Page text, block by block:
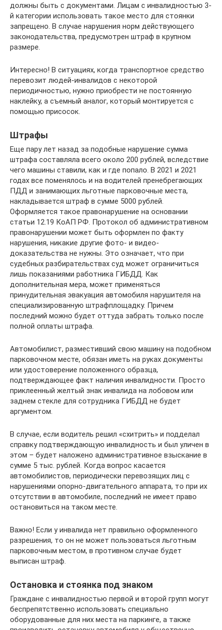
должны быть с документами. Лицам с инвалидностью 3-
й категории использовать такое место для стоянки
запрещено. В случае нарушения норм действующего
законодательства, предусмотрен штраф в крупном
размере.
Интересно! В ситуациях, когда транспортное средство
перевозит людей-инвалидов с некоторой
периодичностью, нужно приобрести не постоянную
наклейку, а съемный аналог, который монтируется с
помощью присосок.
Штрафы
Еще пару лет назад за подобные нарушение сумма
штрафа составляла всего около 200 рублей, вследствие
чего машины ставили, как и где попало. В 2021 и 2021
годах все поменялось и на водителей пренебрегающих
ПДД и занимающих льготные парковочные места,
накладывается штраф в сумме 5000 рублей.
Оформляется такое правонарушение на основании
статьи 12.19 КоАП РФ. Протокол об административном
правонарушении может быть оформлен по факту
нарушения, никакие другие фото- и видео-
доказательства не нужны. Это означает, что при
судебных разбирательствах суд может ограничиться
лишь показаниями работника ГИБДД. Как
дополнительная мера, может применяться
принудительная эвакуация автомобиля нарушителя на
специализированную штрафплощадку. Причем
последний можно будет оттуда забрать только после
полной оплаты штрафа.
Автомобилист, разместивший свою машину на подобном
парковочном месте, обязан иметь на руках документы
или удостоверение положенного образца,
подтверждающее факт наличия инвалидности. Просто
приклеенный желтый знак инвалида на лобовом или
заднем стекле для сотрудника ГИБДД не будет
аргументом.
В случае, если водитель решил «схитрить» и подделал
справку подтверждающую инвалидность и был уличен в
этом – будет наложено административное взыскание в
сумме 5 тыс. рублей. Когда вопрос касается
автомобилистов, периодически перевозящих лиц с
нарушениями опорно-двигательного аппарата, то при их
отсутствии в автомобиле, последний не имеет право
остановиться на таком месте.
Важно! Если у инвалида нет правильно оформленного
разрешения, то он не может пользоваться льготным
парковочным местом, в противном случае будет
выписан штраф.
Остановка и стоянка под знаком
Граждане с инвалидностью первой и второй групп могут
беспрепятственно использовать специально
оборудованные для них места на паркинге, а также